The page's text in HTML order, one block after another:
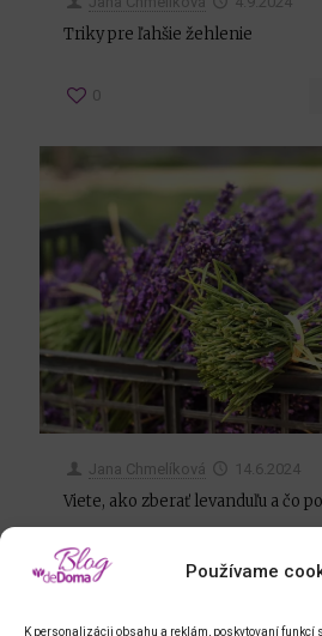
Používame
K personalizácii obsahu a reklám, poskytovaní funkcí
Triky pre ľahšie žehlenie
0
Jana Chmelíková 14.6.2024
Viete, ako zberať levanduľu a čo
Jún je nielen mesiacom jahôd,
úrody levandule. Tá práve v
vyfarbovať svoje kvety, ktoré v